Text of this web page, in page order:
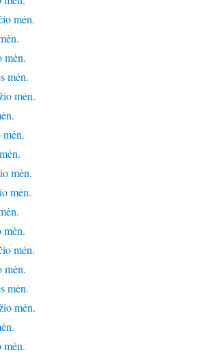
mėn.
mėn.
mėn.
mėn.
mėn.
mėn.
mėn.
mėn.
mėn.
mėn.
mėn.
mėn.